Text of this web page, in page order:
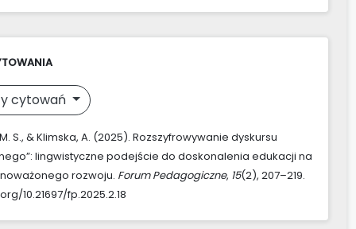
cytowań
S., & Klimska, A. (2025). Rozszyfrowywanie dyskursu
lingwistyczne podejście do doskonalenia edukacji na
rozwoju. Forum Pedagogiczne, 15(2), 207–219.
10.21697/fp.2025.2.18